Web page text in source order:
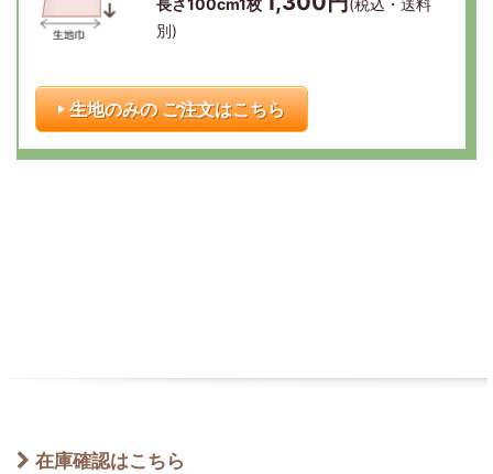
別)
生地のみの ご注文はこちら
在庫確認はこちら